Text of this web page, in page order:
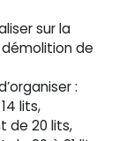
sur la
de
:
lits,
de 20 lits,